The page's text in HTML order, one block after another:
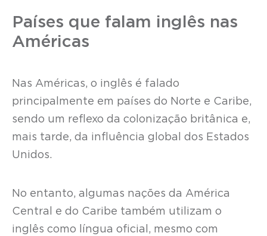
Países que falam inglês nas
Américas
Nas Américas, o inglês é falado
principalmente em países do Norte e Caribe,
sendo um reflexo da colonização britânica e,
mais tarde, da influência global dos Estados
Unidos.
No entanto, algumas nações da América
Central e do Caribe também utilizam o
inglês como língua oficial, mesmo com